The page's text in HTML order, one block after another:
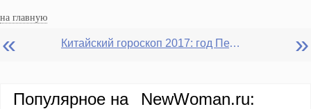
на главную
« Китайский гороскоп 2017: год Петуха для Кролика »
Популярное на NewWoman.ru: